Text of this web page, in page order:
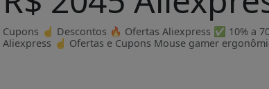
Cupons ☝ Descontos 🔥 Ofertas Aliexpress ✅ 10% a
Aliexpress ☝ Ofertas e Cupons Mouse gamer